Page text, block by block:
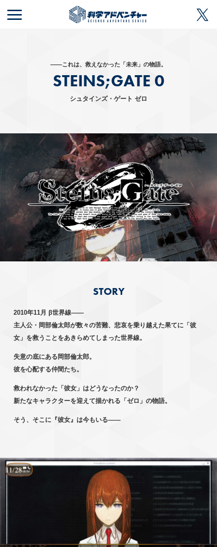
——これは、救えなかった「未来」の物語。
STEINS;GATE 0
シュタインズ・ゲート ゼロ
STORY
2010年11月 β世界線——
主人公・岡部倫太郎が数々の苦難、悲哀を乗り越えた果てに 「彼
女」を救うことをあきらめてしまった世界線。
失意の底にある岡部倫太郎。
彼を心配する仲間たち。
救われなかった「彼女」はどうなったのか？
新たなキャラクターを迎えて描かれる「ゼロ」の物語。
そう、そこに『彼女』は今もいる——